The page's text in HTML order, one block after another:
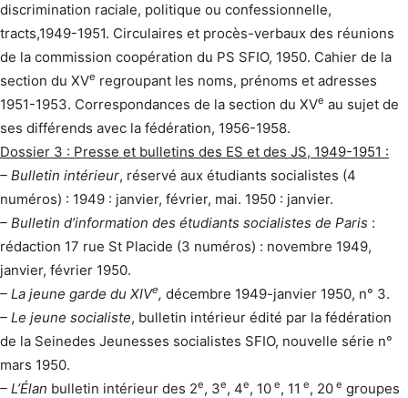
discrimination raciale, politique ou confessionnelle,
tracts,1949-1951. Circulaires et procès-verbaux des réunions
de la commission coopération du PS SFIO, 1950. Cahier de la
section du XVe regroupant les noms, prénoms et adresses
1951-1953. Correspondances de la section du XVe au sujet de
ses différends avec la fédération, 1956-1958.
Dossier 3 : Presse et bulletins des ES et des JS, 1949-1951 :
– Bulletin intérieur, réservé aux étudiants socialistes (4
numéros) : 1949 : janvier, février, mai. 1950 : janvier.
– Bulletin d’information des étudiants socialistes de Paris :
rédaction 17 rue St Placide (3 numéros) : novembre 1949,
janvier, février 1950.
– La jeune garde du XIVe, décembre 1949-janvier 1950, n° 3.
– Le jeune socialiste, bulletin intérieur édité par la fédération
de la Seinedes Jeunesses socialistes SFIO, nouvelle série n°
mars 1950.
– L’Élan bulletin intérieur des 2e, 3e, 4e, 10 e, 11 e, 20 e groupes